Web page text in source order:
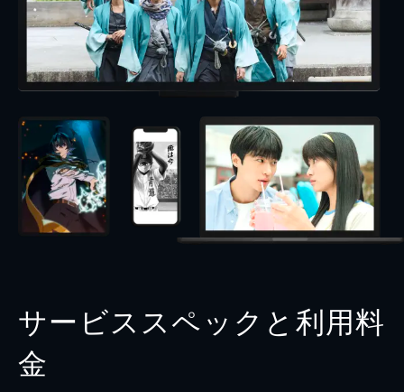
サービススペックと利用料
金